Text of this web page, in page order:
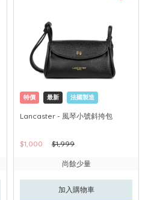
特價 最新 法國製造
Lancaster - 風琴小號斜挎包
$1,000 $1,999
尚餘少量
加入購物車